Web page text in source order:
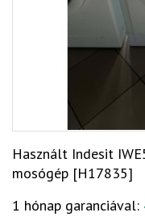
Használt Indesit
mosógép [H17835]
1 hónap garanciával: